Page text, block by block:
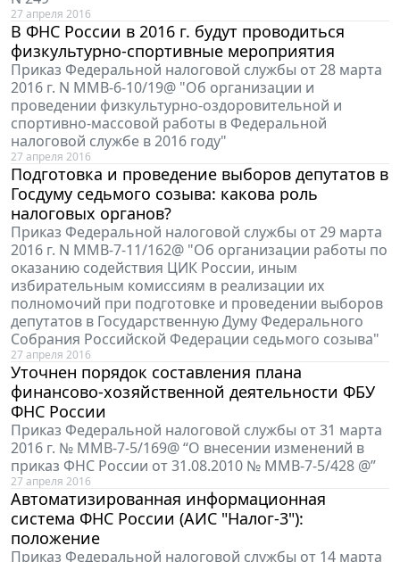
27 апреля 2016
В ФНС России в 2016 г. будут проводиться
физкультурно-спортивные мероприятия
Приказ Федеральной налоговой службы от 28 марта
2016 г. N ММВ-6-10/19@ "Об организации и
проведении физкультурно-оздоровительной и
спортивно-массовой работы в Федеральной
налоговой службе в 2016 году"
27 апреля 2016
Подготовка и проведение выборов депутатов в
Госдуму седьмого созыва: какова роль
налоговых органов?
Приказ Федеральной налоговой службы от 29 марта
2016 г. N ММВ-7-11/162@ "Об организации работы по
оказанию содействия ЦИК России, иным
избирательным комиссиям в реализации их
полномочий при подготовке и проведении выборов
депутатов в Государственную Думу Федерального
Собрания Российской Федерации седьмого созыва"
27 апреля 2016
Уточнен порядок составления плана
финансово-хозяйственной деятельности ФБУ
ФНС России
Приказ Федеральной налоговой службы от 31 марта
2016 г. № ММВ-7-5/169@ “О внесении изменений в
приказ ФНС России от 31.08.2010 № ММВ-7-5/428 @”
27 апреля 2016
Автоматизированная информационная
система ФНС России (АИС "Налог-3"):
положение
Приказ Федеральной налоговой службы от 14 марта